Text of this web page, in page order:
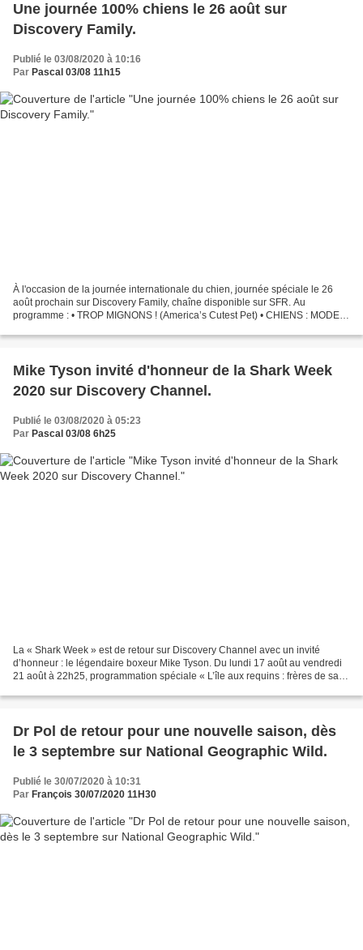
Une journée 100% chiens le 26 août sur
Discovery Family.
Publié le 03/08/2020 à 10:16
Par Pascal 03/08 11h15
À l'occasion de la journée internationale du chien, journée spéciale le 26
août prochain sur Discovery Family, chaîne disponible sur SFR. Au
programme : • TROP MIGNONS ! (America’s Cutest Pet) • CHIENS : MODE
Mike Tyson invité d'honneur de la Shark Week
2020 sur Discovery Channel.
Publié le 03/08/2020 à 05:23
Par Pascal 03/08 6h25
La « Shark Week » est de retour sur Discovery Channel avec un invité
d’honneur : le légendaire boxeur Mike Tyson. Du lundi 17 août au vendredi
21 août à 22h25, programmation spéciale « L’île aux requins : frères de sang
Dr Pol de retour pour une nouvelle saison, dès
le 3 septembre sur National Geographic Wild.
Publié le 30/07/2020 à 10:31
Par François 30/07/2020 11H30